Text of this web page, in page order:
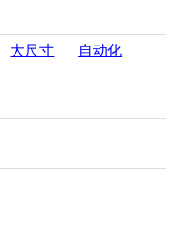
大尺寸 自动化